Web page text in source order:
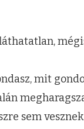
mit
sem